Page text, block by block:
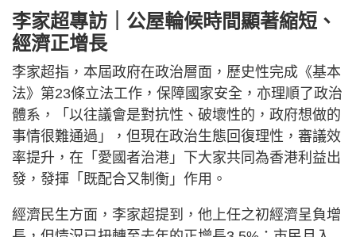
李家超專訪｜公屋輪候時間顯著縮短、
經濟正增長
李家超指，本屆政府在政治層面，歷史性完成《基本
法》第23條立法工作，保障國家安全，亦理順了政治
體系，「以往議會是對抗性、破壞性的，政府想做的
事情很難通過」，但現在政治生態回復理性，審議效
率提升，在「愛國者治港」下大家共同為香港利益出
發，發揮「既配合又制衡」作用。
經濟民生方面，李家超提到，他上任之初經濟呈負增